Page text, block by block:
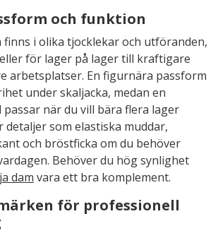
och funktion
finns i olika tjocklekar och utföranden,
för lager på lager till kraftigare
arbetsplatser. En figurnära passform
under skaljacka, medan en
när du vill bära flera lager
som elastiska muddar,
och bröstficka om du behöver
Behöver du hög synlighet
dam vara ett bra komplement.
för professionell